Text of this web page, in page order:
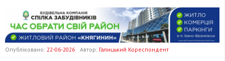
Опубліковано: 22-06-2026 Автор: Галицький Кореспондент